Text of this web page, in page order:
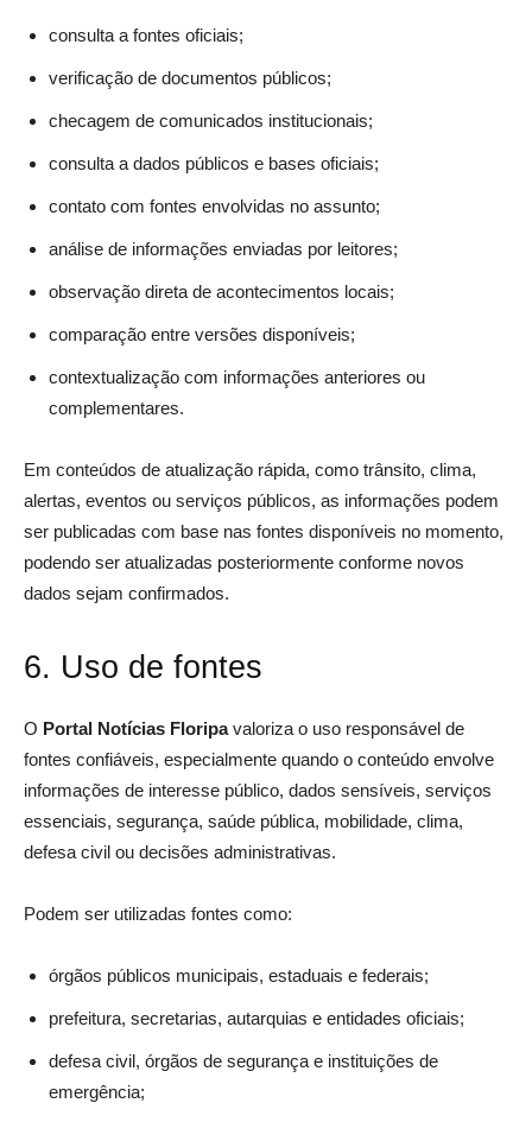
consulta a fontes oficiais;
verificação de documentos públicos;
checagem de comunicados institucionais;
consulta a dados públicos e bases oficiais;
contato com fontes envolvidas no assunto;
análise de informações enviadas por leitores;
observação direta de acontecimentos locais;
comparação entre versões disponíveis;
contextualização com informações anteriores ou
complementares.
Em conteúdos de atualização rápida, como trânsito, clima,
alertas, eventos ou serviços públicos, as informações podem
ser publicadas com base nas fontes disponíveis no momento,
podendo ser atualizadas posteriormente conforme novos
dados sejam confirmados.
6. Uso de fontes
O Portal Notícias Floripavaloriza o uso responsável de
fontes confiáveis, especialmente quando o conteúdo envolve
informações de interesse público, dados sensíveis, serviços
essenciais, segurança, saúde pública, mobilidade, clima,
defesa civil ou decisões administrativas.
Podem ser utilizadas fontes como:
órgãos públicos municipais, estaduais e federais;
prefeitura, secretarias, autarquias e entidades oficiais;
defesa civil, órgãos de segurança e instituições de
emergência;